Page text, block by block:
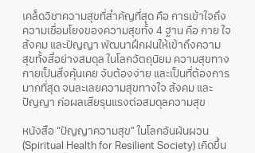
เคล็ดวิชาความสุขที่สำคัญที่สุด คือ การเข้าใจถึง
ความเชื่อมโยงของความสุขทั้ง 4 ฐาน คือ กาย ใจ
สังคม และปัญญา พัฒนาฝึกฝนให้เข้าถึงความ
สุขทั้งสี่อย่างสมดุล ในโลกวัตถุนิยม ความสุขทาง
กายเป็นสิ่งคุ้นเคย จับต้องง่าย และเป็นที่ต้องการ
มากที่สุด จนละเลยความสุขทางใจ สังคม และ
ปัญญา ก่อผลเสียรุนแรงต่อสมดุลความสุข
หนังสือ “ปัญญาความสุข” ในโลกอันผันผวน
(Spiritual Health for Resilient Society) เกิดขึ้น